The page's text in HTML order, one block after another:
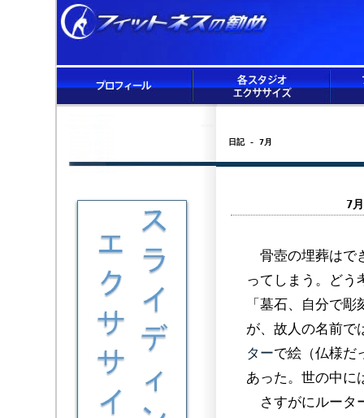
日記 - 7月
7
骨壺の埋葬はで
ってしまう。どう
「墓石、自分で
が、故人の名前で
ターで絵（仏様だ
あった。世の中に
さすがにルータ